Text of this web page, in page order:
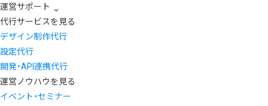
運営サポート
代行サービスを見る
デザイン制作代行
設定代行
開発・API連携代行
運営ノウハウを見る
イベント・セミナー